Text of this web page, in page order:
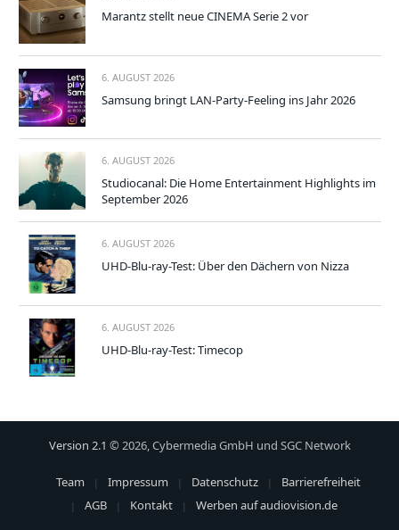
Marantz stellt neue CINEMA Serie 2 vor
6. AUGUST 2026
Samsung bringt LAN-Party-Feeling ins Jahr 2026
6. AUGUST 2026
Studiocanal: Die Home Entertainment Highlights im
September 2026
6. AUGUST 2026
UHD-Blu-ray-Test: Über den Dächern von Nizza
6. AUGUST 2026
UHD-Blu-ray-Test: Timecop
Version 2.1 © 2026, Cybermedia GmbH und SGC Network
Team Impressum Datenschutz
Barrierefreiheit
AGB
Kontakt Werben auf audiovision.de